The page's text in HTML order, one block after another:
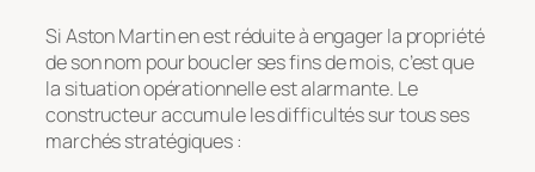
Si Aston Martin en est réduite à engager la propriété
de son nom pour boucler ses fins de mois, c’est que
la situation opérationnelle est alarmante. Le
constructeur accumule les difficultés sur tous ses
marchés stratégiques :